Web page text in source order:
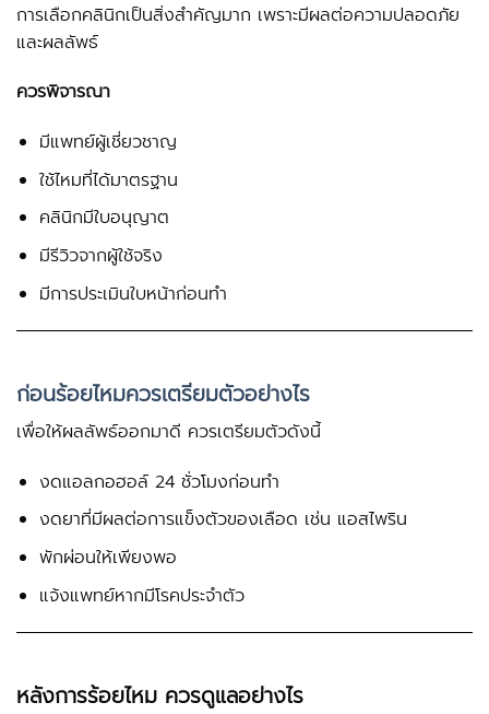
การเลือกคลินิกเป็นสิ่งสำคัญมาก เพราะมีผลต่อความปลอดภัย
และผลลัพธ์
ควรพิจารณา
มีแพทย์ผู้เชี่ยวชาญ
ใช้ไหมที่ได้มาตรฐาน
คลินิกมีใบอนุญาต
มีรีวิวจากผู้ใช้จริง
มีการประเมินใบหน้าก่อนทำ
ก่อนร้อยไหมควรเตรียมตัวอย่างไร
เพื่อให้ผลลัพธ์ออกมาดี ควรเตรียมตัวดังนี้
งดแอลกอฮอล์ 24 ชั่วโมงก่อนทำ
งดยาที่มีผลต่อการแข็งตัวของเลือด เช่น แอสไพริน
พักผ่อนให้เพียงพอ
แจ้งแพทย์หากมีโรคประจำตัว
หลังการร้อยไหม ควรดูแลอย่างไร